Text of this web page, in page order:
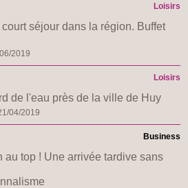
Loisirs
séjour dans la région. Buffet
2019
Loisirs
de l'eau près de la ville de Huy
04/2019
Business
au top ! Une arrivée tardive sans